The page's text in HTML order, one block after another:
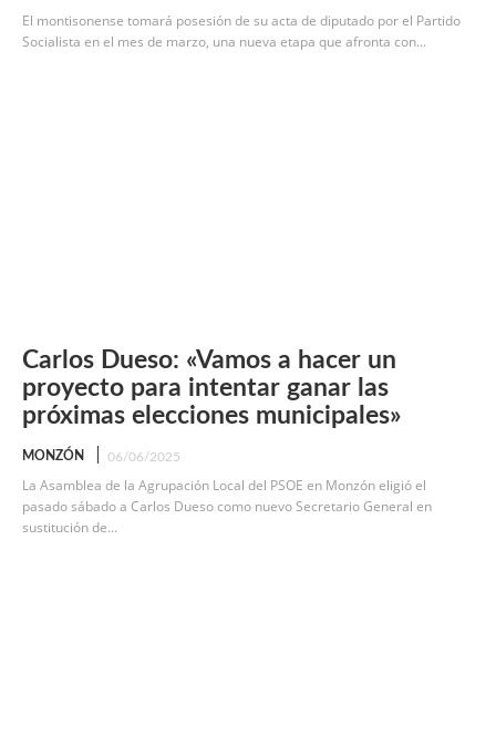
El montisonense tomará posesión de su acta de diputado por el Partido
Socialista en el mes de marzo, una nueva etapa que afronta con...
Carlos Dueso: «Vamos a hacer un
proyecto para intentar ganar las
próximas elecciones municipales»
MONZÓN 06/06/2025
La Asamblea de la Agrupación Local del PSOE en Monzón eligió el
pasado sábado a Carlos Dueso como nuevo Secretario General en
sustitución de...